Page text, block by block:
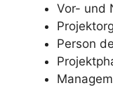
Vor- und
Person